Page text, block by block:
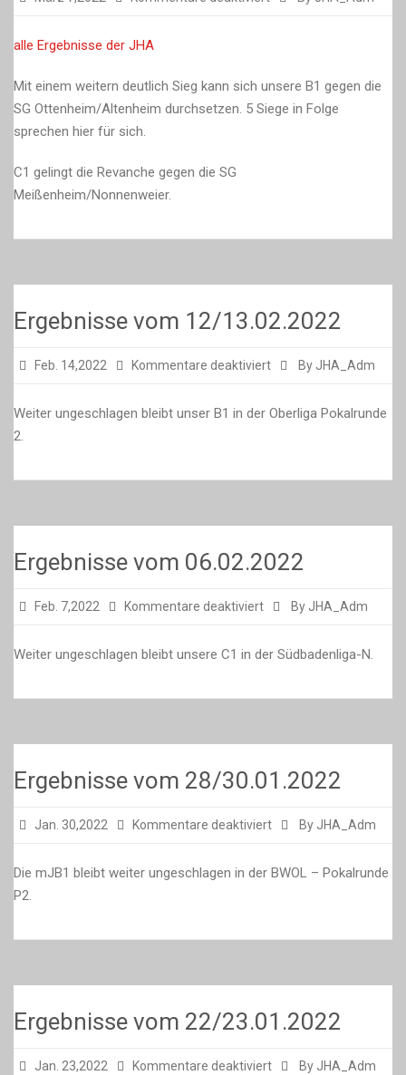
alle Ergebnisse der JHA
Mit einem weitern deutlich Sieg kann sich unsere B1 gegen die
SG Ottenheim/Altenheim durchsetzen. 5 Siege in Folge
sprechen hier für sich.
C1 gelingt die Revanche gegen die SG
Meißenheim/Nonnenweier.
Ergebnisse vom 12/13.02.2022
Feb. 14,2022 Kommentare deaktiviertfür
vom
By JHA_Adm
Weiter ungeschlagen bleibt unser B1 in der Oberliga Pokalrunde
2.
Ergebnisse vom 06.02.2022
Feb. 7,2022 Kommentare deaktiviertfür
vom
By JHA_Adm
Weiter ungeschlagen bleibt unsere C1 in der Südbadenliga-N.
Ergebnisse vom 28/30.01.2022
Jan. 30,2022 Kommentare deaktiviertfür
vom
By JHA_Adm
Die mJB1 bleibt weiter ungeschlagen in der BWOL – Pokalrunde
P2.
Ergebnisse vom 22/23.01.2022
Jan. 23,2022 Kommentare deaktiviertfür
By JHA_Adm